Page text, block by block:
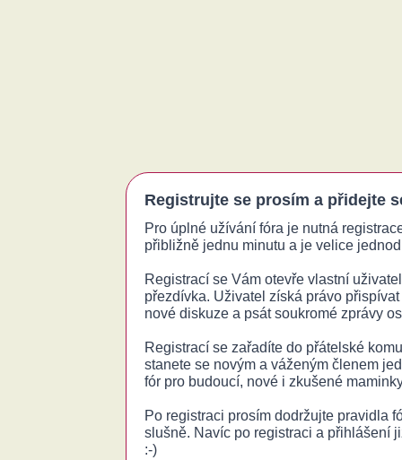
Registrujte se prosím a přidejte
Pro úplné užívání fóra je nutná
přibližně jednu minutu a je velice
Registrací se Vám otevře vlastní
přezdívka. Uživatel získá právo
nové diskuze a psát soukromé zprávy
Registrací se zařadíte do přátelské
stanete se novým a váženým členem
fór pro budoucí, nové i zkušené
Po registraci prosím dodržujte pravidla
slušně. Navíc po registraci a přihlášení
:-)